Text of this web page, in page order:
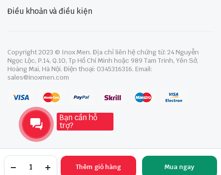
Thêm giỏ hàng Mua ngay
Điều khoản và điều kiện
Copyright 2023 © Inox Men. Địa chỉ liên hệ chứng từ: 24 Nguyễn
Ngọc Lộc, P.14, Q.10, Tp Hồ Chí Minh hoặc 989 Tam Trinh, Yên Sở,
Hoàng Mai, Hà Nội. Điện thoại: 0345316316. Email:
sales@inoxmen.com
Bạn cần hỗ
trợ?